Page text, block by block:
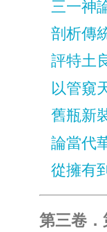
三一神
剖析傳
評特土
以管窺
舊瓶新
論當代
從擁有
第三卷